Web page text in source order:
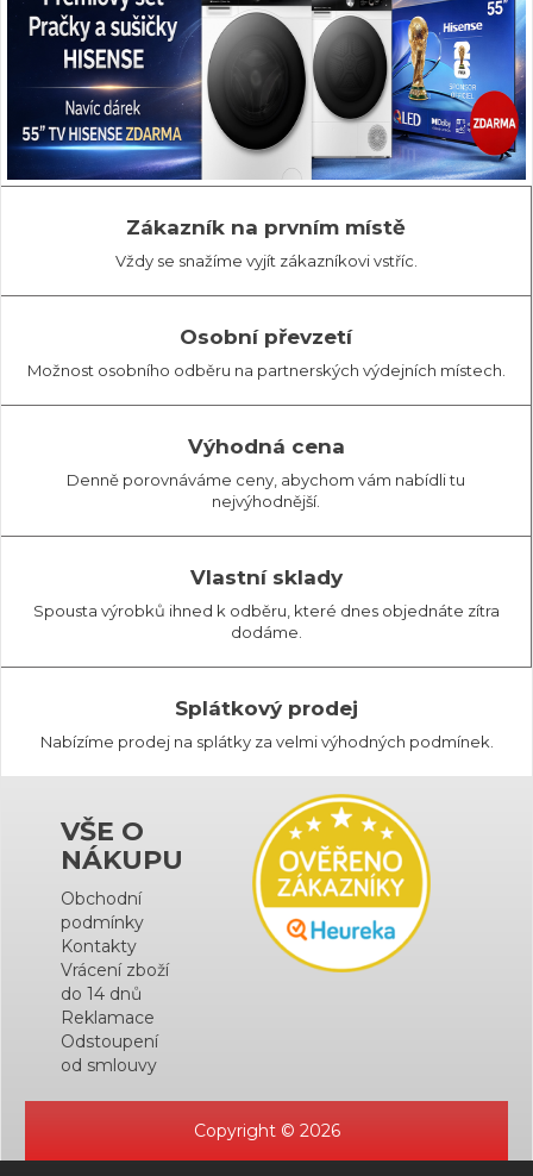
Zákazník na prvním místě
Vždy se snažíme vyjít zákazníkovi vstříc.
Osobní převzetí
Možnost osobního odběru na partnerských výdejních místech.
Výhodná cena
Denně porovnáváme ceny, abychom vám nabídli tu
nejvýhodnější.
Vlastní sklady
Spousta výrobků ihned k odběru, které dnes objednáte zítra
dodáme.
Splátkový prodej
Nabízíme prodej na splátky za velmi výhodných podmínek.
VŠE O
NÁKUPU
Obchodní
podmínky
Kontakty
Vrácení zboží
do 14 dnů
Reklamace
Odstoupení
od smlouvy
Copyright © 2026